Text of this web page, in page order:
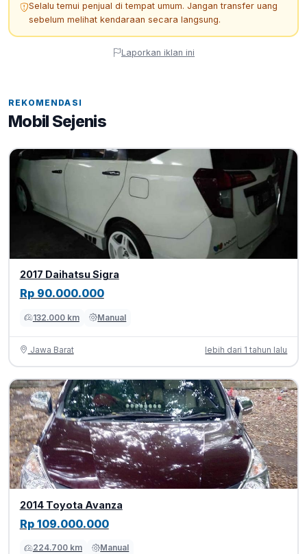
Selalu temui penjual di tempat umum. Jangan transfer uang
sebelum melihat kendaraan secara langsung.
Laporkan iklan ini
REKOMENDASI
Mobil Sejenis
2017 Daihatsu Sigra
Rp 90.000.000
132.000 km Manual
Jawa Barat lebih dari 1 tahun lalu
2014 Toyota Avanza
Rp 109.000.000
224.700 km Manual